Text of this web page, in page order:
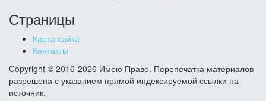
Страницы
Карта сайта
Контакты
Copyright © 2016-2026 Имею Право. Перепечатка материалов
разрешена с указанием прямой индексируемой ссылки на
источник.